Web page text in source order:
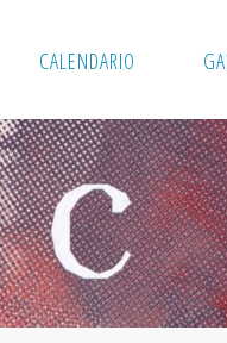
CALENDARIO